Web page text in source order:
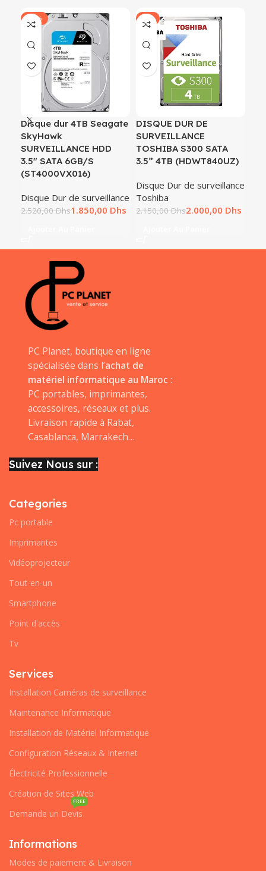
-27%
Disque dur 4TB Seagate
SkyHawk
SURVEILLANCE HDD
3.5″ SATA 6GB/S
(ST4000VX016)
Disque Dur de surveillance
2.520,00Dhs1.850,00 Dhs
-7%
DISQUE DUR DE
SURVEILLANCE
TOSHIBA S300 SATA
3.5” 4TB (HDWT840UZ)
Disque Dur de surveillance
Toshiba
2.150,00Dhs2.000,00 Dhs
PC Planet, boutique en ligne
spécialisée dans l’achat de
matériel informatique au Maroc :
PC portables, imprimantes,
accessoires, réseaux et plus.
Livraison rapide à Rabat,
Casablanca, Marrakech…
Suivez Nous sur :
Categories
Pc portable
Imprimantes
Vidéoprojecteur
Tout-en-un
Smartphone
Point d'accès
Tv
Services
Installation Caméras de surveillance
Maintenance Informatique
Installation de Matériel Informatique
Configuration Réseaux & Internet
Électricité Professionnelle
Création de Sites Web
Demande un Devis
FREE
Informations
Modes de paiement & Livraison